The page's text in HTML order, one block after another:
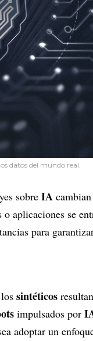
datos del mundo real.
sobre IA
aplicaciones se
para
sintéticos
impulsados por
adoptar un